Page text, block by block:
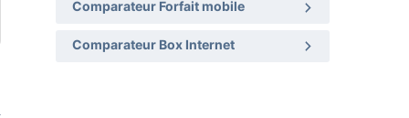
Comparateur Forfait mobile
Comparateur Box Internet